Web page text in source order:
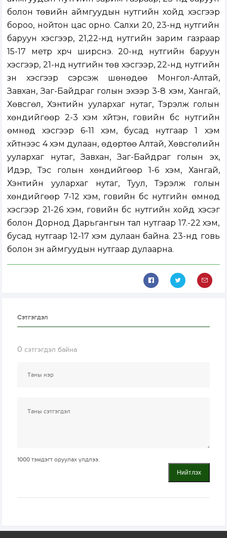
болон төвийн аймгуудын нутгийн хойд хэсгээр
бороо, нойтон цас орно. Салхи 20, 23-нд нутгийн
баруун хэсгээр, 21,22-нд нутгийн зарим газраар
15-17 метр хүрч ширүүснэ. 20-нд нутгийн баруун
хэсгээр, 21-нд нутгийн төв хэсгээр, 22-нд нутгийн
зүүн хэсгээр сэрүүсэж шөнөдөө Монгол-Алтай,
Завхан, Заг-Байдраг голын эхээр 3-8 хэм, Хангай,
Хөвсгөл, Хэнтийн уулархаг нутаг, Тэрэлж голын
хөндийгөөр 2-3 хэм хүйтэн, говийн бүс нутгийн
өмнөд хэсгээр 6-11 хэм, бусад нутгаар 1 хэм
хүйтнээс 4 хэм дулаан, өдөртөө Алтай, Хөвсгөлийн
уулархаг нутаг, Завхан, Заг-Байдраг голын эх,
Идэр, Тэс голын хөндийгөөр 1-6 хэм, Хангай,
Хэнтийн уулархаг нутаг, Туул, Тэрэлж голын
хөндийгөөр 7-12 хэм, говийн бүс нутгийн өмнөд
хэсгээр 21-26 хэм, говийн бүс нутгийн хойд хэсэг
болон Дорнод Дарьгангын тал нутгаар 17.-22 хэм,
бусад нутгаар 12-17 хэм дулаан байна. 23-нд говь
болон зүүн аймгуудын нутгаар дулаарна.
Сэтгэгдэл
0 сэтгэгдэл байна
1000 тэмдэгт оруулах үлдлээ.
Нийтлэх